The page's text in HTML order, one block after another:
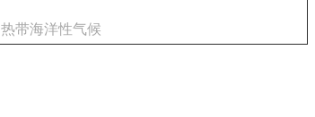
热带海洋性气候